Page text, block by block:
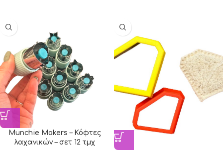
Munchie Makers – Κόφτες
λαχανικών – σετ 12 τμχ